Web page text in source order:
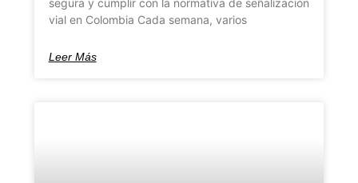
segura y cumplir con la normativa de señalización
vial en Colombia Cada semana, varios
Leer Más